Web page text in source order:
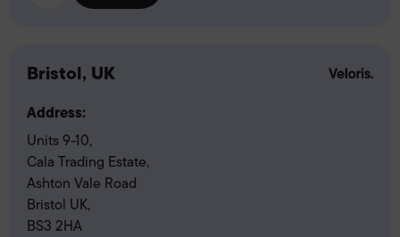
Bristol, UK
Address:
Units 9-10,
Cala Trading Estate,
Ashton Vale Road
Bristol UK,
BS3 2HA